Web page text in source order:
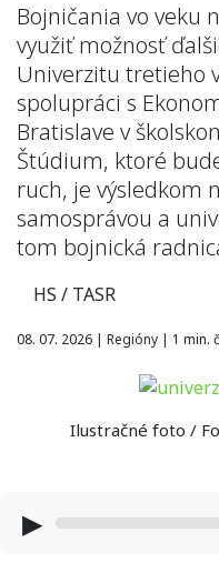
Bojničania vo veku
využiť možnosť
Univerzitu tretieho
spolupráci s
Bratislave v
Štúdium, ktoré
ruch, je výsledkom
samosprávou a
tom bojnická
HS / TASR
08. 07. 2026 | Regióny | 1 min.
Ilustračné foto /
▶